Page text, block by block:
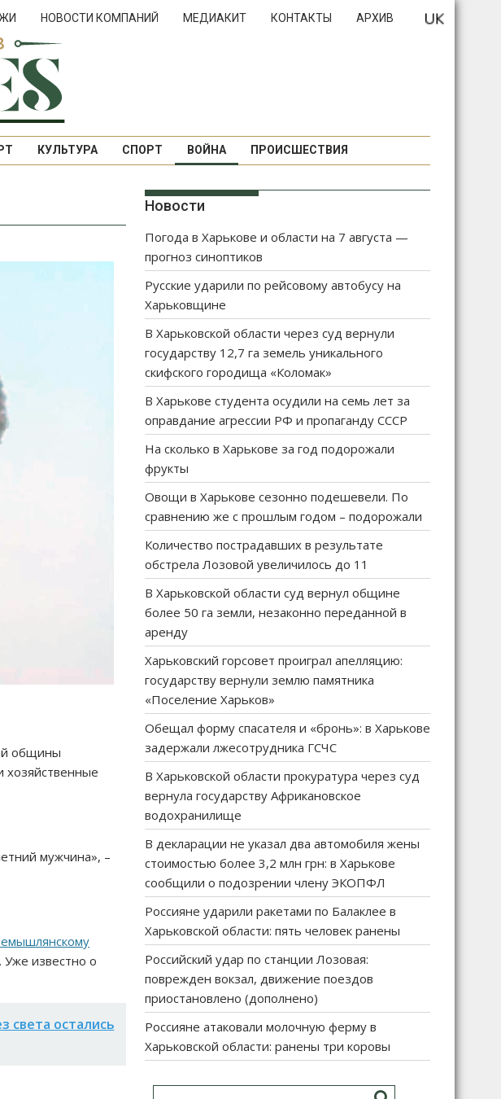
НОВОСТИ КОМПАНИЙ МЕДИАКИТ КОНТАКТЫ АРХИВ
КУЛЬТУРА СПОРТ ВОЙНА ПРОИСШЕСТВИЯ
общины
хозяйственные
мужчина», –
Уже известно о
света остались
Новости
Погода в Харькове и области на 7 августа —
прогноз синоптиков
Русские ударили по рейсовому автобусу на
Харьковщине
В Харьковской области через суд вернули
государству 12,7 га земель уникального
скифского городища «Коломак»
В Харькове студента осудили на семь лет за
оправдание агрессии РФ и пропаганду СССР
На сколько в Харькове за год подорожали
фрукты
Овощи в Харькове сезонно подешевели. По
сравнению же с прошлым годом – подорожали
Количество пострадавших в результате
обстрела Лозовой увеличилось до 11
В Харьковской области суд вернул общине
более 50 га земли, незаконно переданной в
аренду
Харьковский горсовет проиграл апелляцию:
государству вернули землю памятника
«Поселение Харьков»
Обещал форму спасателя и «бронь»: в Харькове
задержали лжесотрудника ГСЧС
В Харьковской области прокуратура через суд
вернула государству Африкановское
водохранилище
В декларации не указал два автомобиля жены
стоимостью более 3,2 млн грн: в Харькове
сообщили о подозрении члену ЭКОПФЛ
Россияне ударили ракетами по Балаклее в
Харьковской области: пять человек ранены
Российский удар по станции Лозовая:
поврежден вокзал, движение поездов
приостановлено (дополнено)
Россияне атаковали молочную ферму в
Харьковской области: ранены три коровы